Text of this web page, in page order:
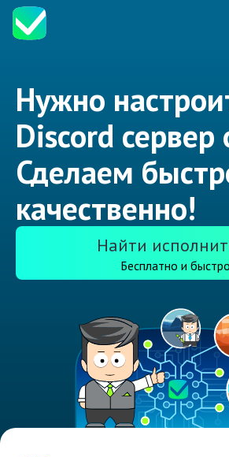
Нужно
Discord сервер
Сделаем
качественно!
Найти
Бесплатно и быстро